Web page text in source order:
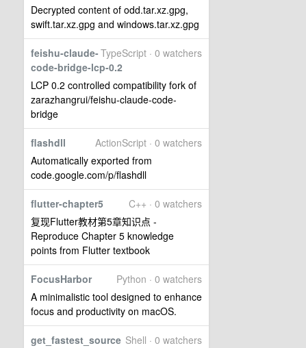
Decrypted content of odd.tar.xz.gpg,
swift.tar.xz.gpg and windows.tar.xz.gpg
TypeScript · 0 watchers
feishu-claude-
code-bridge-lcp-0.2
LCP 0.2 controlled compatibility fork of
zarazhangrui/feishu-claude-code-
bridge
ActionScript · 0 watchers
flashdll
Automatically exported from
code.google.com/p/flashdll
C++ · 0 watchers
flutter-chapter5
复现Flutter教材第5章知识点 -
Reproduce Chapter 5 knowledge
points from Flutter textbook
Python · 0 watchers
FocusHarbor
A minimalistic tool designed to enhance
focus and productivity on macOS.
Shell · 0 watchers
get_fastest_source